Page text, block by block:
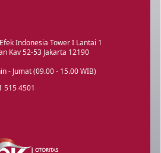
Indonesia Tower I Lantai 1
Kav 52-53 Jakarta 12190
- Jumat (09.00 - 15.00 WIB)
515 4501